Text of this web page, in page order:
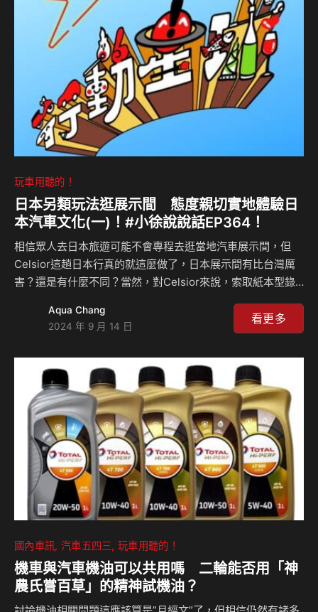
provided by SoundOn
玩車用聽的！
日本另類玩法逛展示間 態度親切實地體驗日
本汽車文化(一)！#小徐說說話EP364！
相信眾人去日本旅遊可能不會專程去逛當地汽車展示間，但
Celsior這趟日本行真的就這麼做了，日本展示間有比台灣厲
害？還是有什麼不同？當然，對Celsior來說，索取紙本型錄
當親切。在穿梭展間時Celsior又遇到哪些故事？此次專題分
三集，一起來聽當事人娓娓道來！ CELSIORS Youtube頻
cdzucOFOOY3CBe1w⁠ — Hosting provided by SoundOn
Aqua Chang
2024 年 9 月 14 日
看更多
國內車訊 汽車五四三 玩車用聽的！
機車與汽車機油可以共用嗎 二輪能否用「神
農氏嘗百草」的精神試機油？